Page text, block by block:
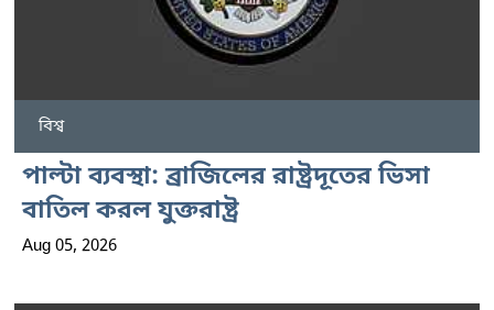
বিশ্ব
পাল্টা ব্যবস্থা: ব্রাজিলের রাষ্ট্রদূতের ভিসা
বাতিল করল যুক্তরাষ্ট্র
Aug 05, 2026